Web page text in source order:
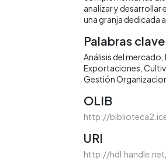
analizar y desarrollar
una granja dedicada
Palabras clave
Análisis del mercado
Exportaciones
Gestión
OLIB
http://
URI
http://